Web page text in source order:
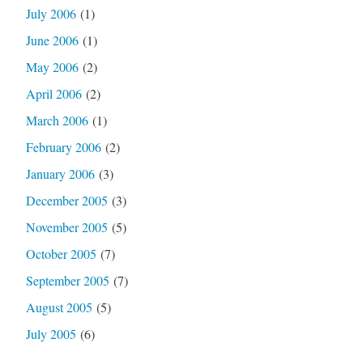
July 2006(1)
June 2006(1)
May 2006(2)
April 2006(2)
March 2006(1)
February 2006(2)
January 2006(3)
December 2005 (3)
November 2005 (5)
October 2005 (7)
September 2005 (7)
August 2005 (5)
July 2005 (6)